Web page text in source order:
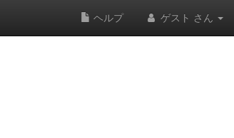
ヘルプ ゲスト さん